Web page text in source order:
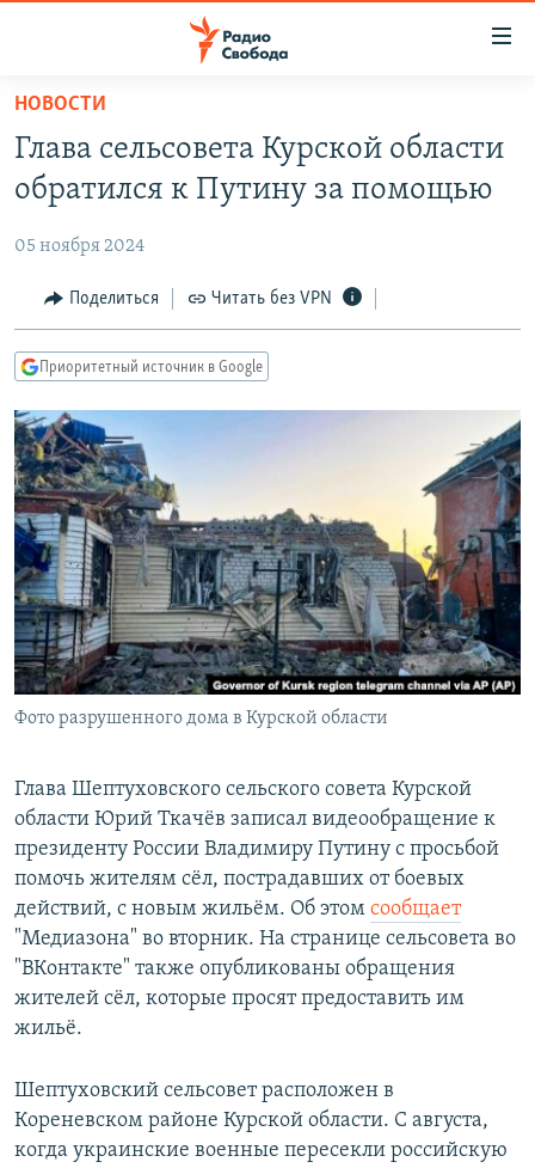
упрощенного
доступа
Вернуться
основному
Вернутся
главной
навигации
Вернутся
поиску
ПОДКАСТЫ
АВТОРСКИЕ ПРОЕКТЫ
ЦИТАТЫ СВОБОДЫ
МНЕНИЯ
IDEL.РЕАЛИИ
КАВКАЗ.РЕАЛИИ
СЕВЕР.РЕАЛИИ
СИБИРЬ.РЕАЛИИ
РАСПИСАНИЕ ВЕЩАНИЯ
ПОДПИШИТЕСЬ НА РАССЫЛКУ
СОЦИАЛЬНЫЕ СЕТИ
Все сайты РСЕ/РС
НОВОСТИ
Глава сельсовета Курской области
обратился к Путину за помощью
05 ноября 2024
Поделиться Читать без VPN
Приоритетный источник в Google
Фото разрушенного дома в Курской области
Глава Шептуховского сельского совета Курской
области Юрий Ткачёв записал видеообращение к
президенту России Владимиру Путину с просьбой
помочь жителям сёл, пострадавших от боевых
действий, с новым жильём. Об этом сообщает
"Медиазона" во вторник. На странице сельсовета во
"ВКонтакте" также опубликованы обращения
жителей сёл, которые просят предоставить им
жильё.
Шептуховский сельсовет расположен в
Кореневском районе Курской области. С августа,
когда украинские военные пересекли российскую